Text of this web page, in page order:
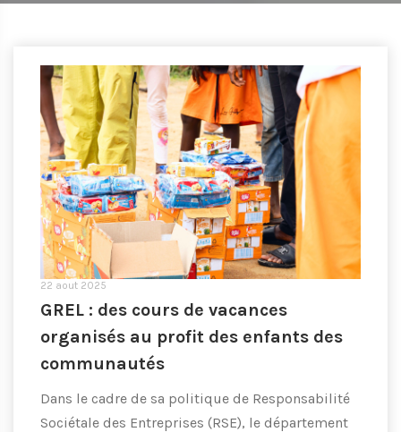
22 aout 2025
GREL : des cours de vacances
organisés au profit des enfants des
communautés
Dans le cadre de sa politique de Responsabilité
Sociétale des Entreprises (RSE), le département